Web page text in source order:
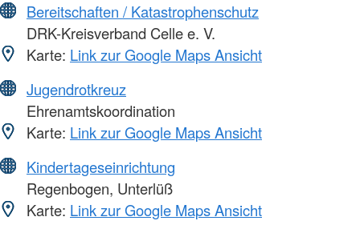
Bereitschaften / Katastrophenschutz
DRK-Kreisverband Celle e. V.
Karte: Link zur Google Maps Ansicht
Jugendrotkreuz
Ehrenamtskoordination
Karte: Link zur Google Maps Ansicht
Kindertageseinrichtung
Regenbogen, Unterlüß
Karte: Link zur Google Maps Ansicht